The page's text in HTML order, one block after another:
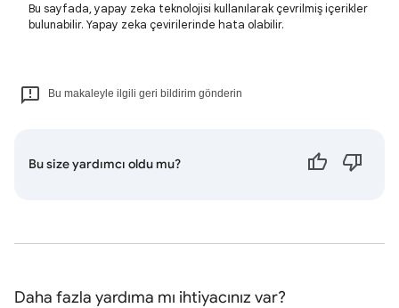
Bu sayfada, yapay zeka teknolojisi kullanılarak çevrilmiş içerikler
bulunabilir. Yapay zeka çevirilerinde hata olabilir.
Bu makaleyle ilgili geri bildirim gönderin
Bu size yardımcı oldu mu?
Daha fazla yardıma mı ihtiyacınız var?